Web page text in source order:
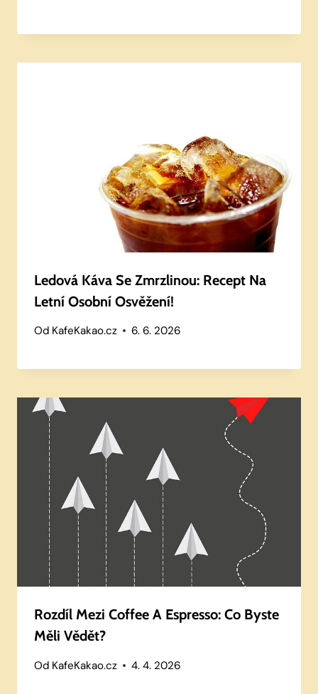
Ledová Káva Se Zmrzlinou: Recept Na
Letní Osobní Osvěžení!
Od KafeKakao.cz 6. 6. 2026
Rozdíl Mezi Coffee A Espresso: Co Byste
Měli Vědět?
Od KafeKakao.cz 4. 4. 2026